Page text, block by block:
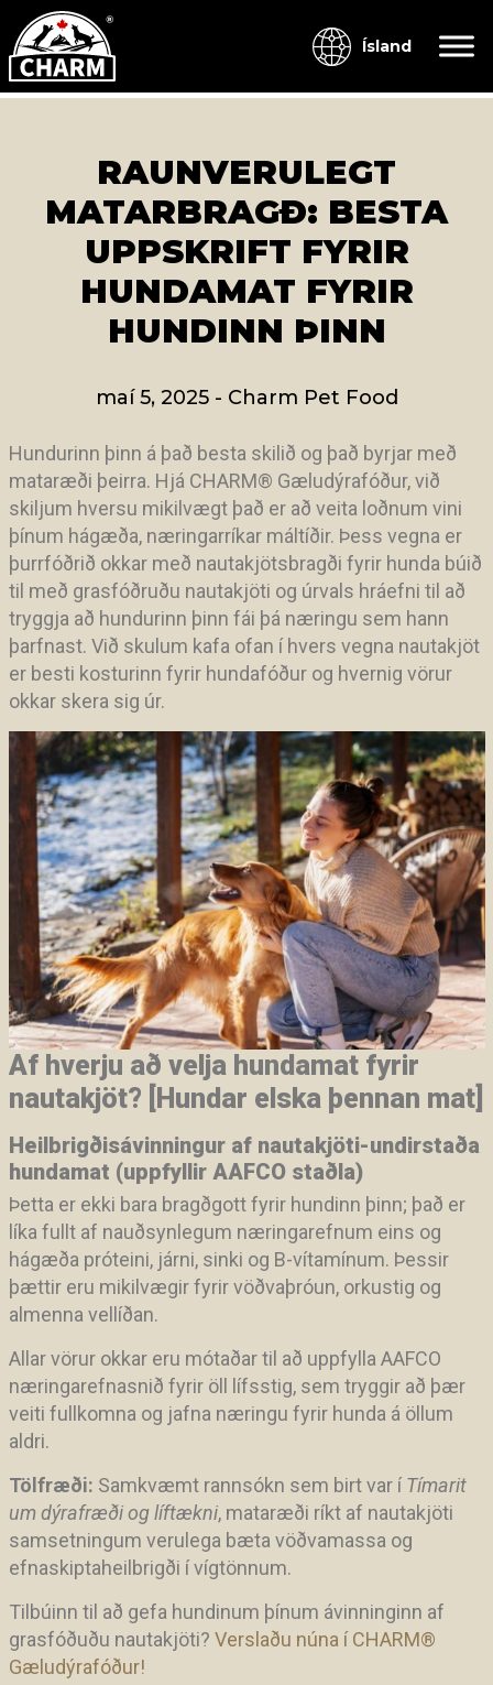
Ísland
RAUNVERULEGT
MATARBRAGÐ: BESTA
UPPSKRIFT FYRIR
HUNDAMAT FYRIR
HUNDINN ÞINN
maí 5, 2025- Charm Pet Food
Hundurinn þinn á það besta skilið og það byrjar með
mataræði þeirra. Hjá CHARM® Gæludýrafóður, við
skiljum hversu mikilvægt það er að veita loðnum vini
þínum hágæða, næringarríkar máltíðir. Þess vegna er
þurrfóðrið okkar með nautakjötsbragði fyrir hunda búið
til með grasfóðruðu nautakjöti og úrvals hráefni til að
tryggja að hundurinn þinn fái þá næringu sem hann
þarfnast. Við skulum kafa ofan í hvers vegna nautakjöt
er besti kosturinn fyrir hundafóður og hvernig vörur
okkar skera sig úr.
Af hverju að velja hundamat fyrir
nautakjöt? [Hundar elska þennan mat]
Heilbrigðisávinningur af nautakjöti-undirstaða
hundamat (uppfyllir AAFCO staðla)
Þetta er ekki bara bragðgott fyrir hundinn þinn; það er
líka fullt af nauðsynlegum næringarefnum eins og
hágæða próteini, járni, sinki og B-vítamínum. Þessir
þættir eru mikilvægir fyrir vöðvaþróun, orkustig og
almenna vellíðan.
Allar vörur okkar eru mótaðar til að uppfylla AAFCO
næringarefnasnið fyrir öll lífsstig, sem tryggir að þær
veiti fullkomna og jafna næringu fyrir hunda á öllum
aldri.
Tölfræði: Samkvæmt rannsókn sem birt var í Tímarit
um dýrafræði og líftækni, mataræði ríkt af nautakjöti
samsetningum verulega bæta vöðvamassa og
efnaskiptaheilbrigði í vígtönnum.
Tilbúinn til að gefa hundinum þínum ávinninginn af
grasfóðuðu nautakjöti? Verslaðu núna í CHARM®
Gæludýrafóður!